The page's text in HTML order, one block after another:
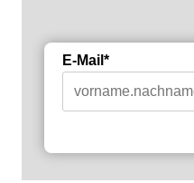
E-Mail*